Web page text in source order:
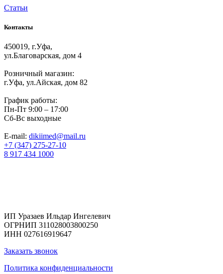
Статьи
Контакты
450019, г.Уфа,
ул.Благоварская, дом 4
Розничный магазин:
г.Уфа, ул.Айская, дом 82
График работы:
Пн-Пт 9:00 – 17:00
Сб-Вс выходные
E-mail: dikiimed@mail.ru
+7 (347) 275-27-10
8 917 434 1000
ИП Уразаев Ильдар Ингелевич
ОГРНИП 311028003800250
ИНН 027616919647
Заказать звонок
Политика конфиденциальности